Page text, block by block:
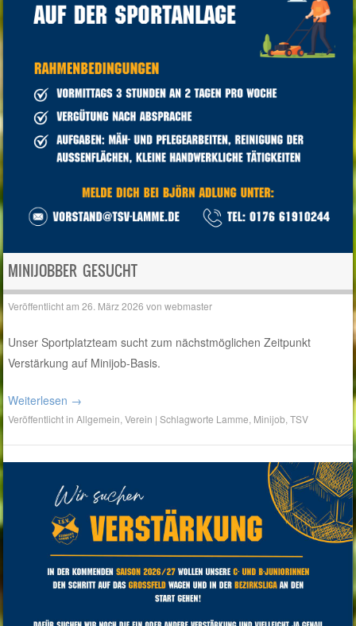
MINIJOBBER GESUCHT
Veröffentlicht am26. März 2026 vonwebmaster
Unser Sportplatzteam sucht zum nächstmöglichen Zeitpunkt
Verstärkung auf Minijob-Basis.
Weiterlesen →
Veröffentlicht inAllgemein ,Verein |Schlagworte Lamme Minijob ,TSV